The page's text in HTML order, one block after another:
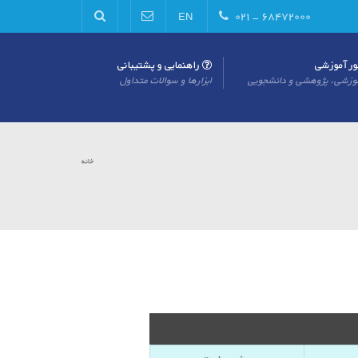
۶۸۴۷۲۰۰۰ - ۰۲۱ EN
پژوهشی و دانشجویی ابزارها و سوالات متداول
خانه